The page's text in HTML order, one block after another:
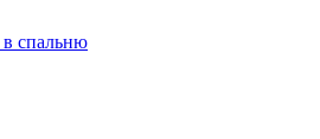
спальню